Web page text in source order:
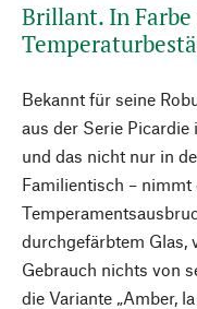
Brillant. In Farbe
Bekannt für seine
aus der Serie
und das nicht nur in
Familientisch – nimmt
durchgefärbtem Glas,
Gebrauch nichts von
die Variante „Amber,